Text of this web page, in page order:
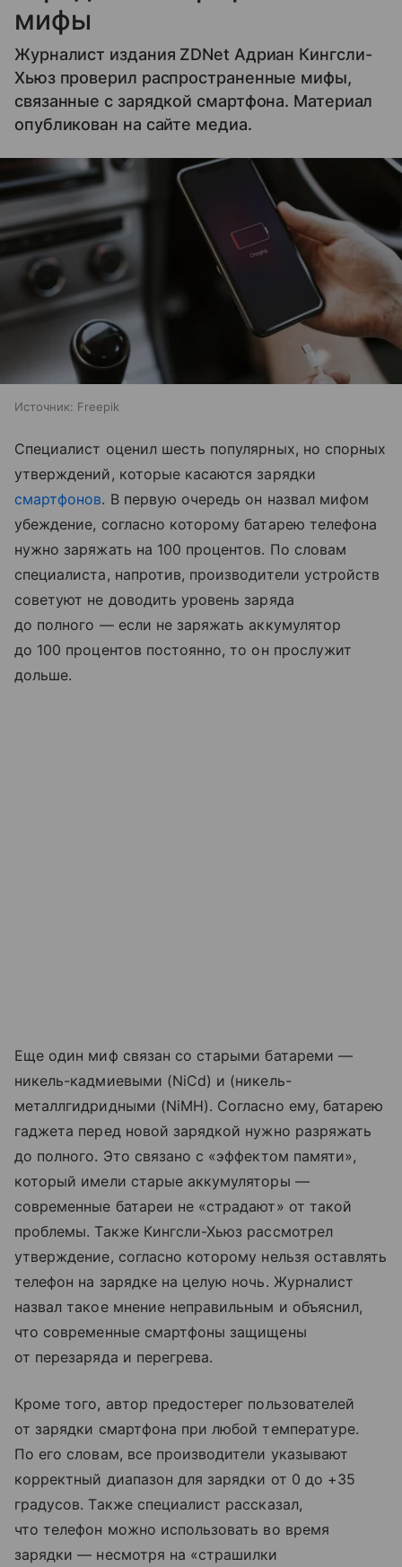
мифы
Журналист издания ZDNet Адриан Кингсли-
Хьюз проверил распространенные мифы,
связанные с зарядкой смартфона. Материал
опубликован на сайте медиа.
Источник: Freepik
Специалист оценил шесть популярных, но спорных
утверждений, которые касаются зарядки
смартфонов. В первую очередь он назвал мифом
убеждение, согласно которому батарею телефона
нужно заряжать на 100 процентов. По словам
специалиста, напротив, производители устройств
советуют не доводить уровень заряда
до полного — если не заряжать аккумулятор
до 100 процентов постоянно, то он прослужит
дольше.
Еще один миф связан со старыми батареми —
никель-кадмиевыми (NiCd) и (никель-
металлгидридными (NiMH). Согласно ему, батарею
гаджета перед новой зарядкой нужно разряжать
до полного. Это связано с «эффектом памяти»,
который имели старые аккумуляторы —
современные батареи не «страдают» от такой
проблемы. Также Кингсли-Хьюз рассмотрел
утверждение, согласно которому нельзя оставлять
телефон на зарядке на целую ночь. Журналист
назвал такое мнение неправильным и объяснил,
что современные смартфоны защищены
от перезаряда и перегрева.
Кроме того, автор предостерег пользователей
от зарядки смартфона при любой температуре.
По его словам, все производители указывают
корректный диапазон для зарядки от 0 до +35
градусов. Также специалист рассказал,
что телефон можно использовать во время
зарядки — несмотря на «страшилки